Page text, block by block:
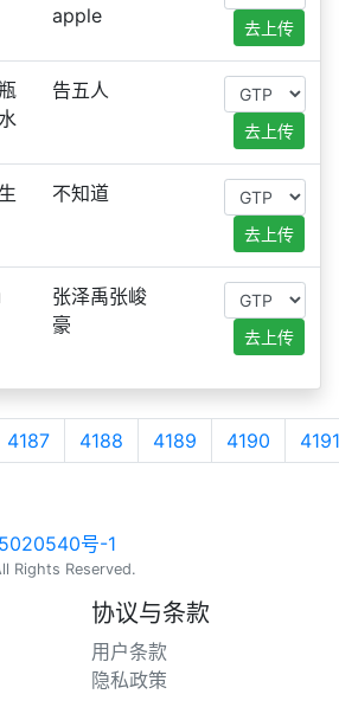
apple
去上传
告五人
去上传
不知道
去上传
张泽禹张峻
豪
去上传
4187 4188 4189 4190 4191
号-1
Rights Reserved.
协议与条款
用户条款
隐私政策